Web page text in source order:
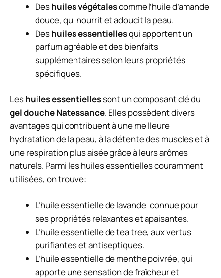
Deshuiles végétalescomme l’huile d’amande
douce, qui nourrit et adoucit la peau.
Deshuiles essentiellesqui apportent un
parfum agréable et des bienfaits
supplémentaires selon leurs propriétés
spécifiques.
Leshuiles essentiellessont un composant clé du
gel douche Natessance. Elles possèdent divers
avantages qui contribuent à une meilleure
hydratation de la peau, à la détente des muscles et à
une respiration plus aisée grâce à leurs arômes
naturels. Parmi les huiles essentielles couramment
utilisées, on trouve:
L’huile essentielle de lavande, connue pour
ses propriétés relaxantes et apaisantes.
L’huile essentielle de tea tree, aux vertus
purifiantes et antiseptiques.
L’huile essentielle de menthe poivrée, qui
apporte une sensation de fraîcheur et